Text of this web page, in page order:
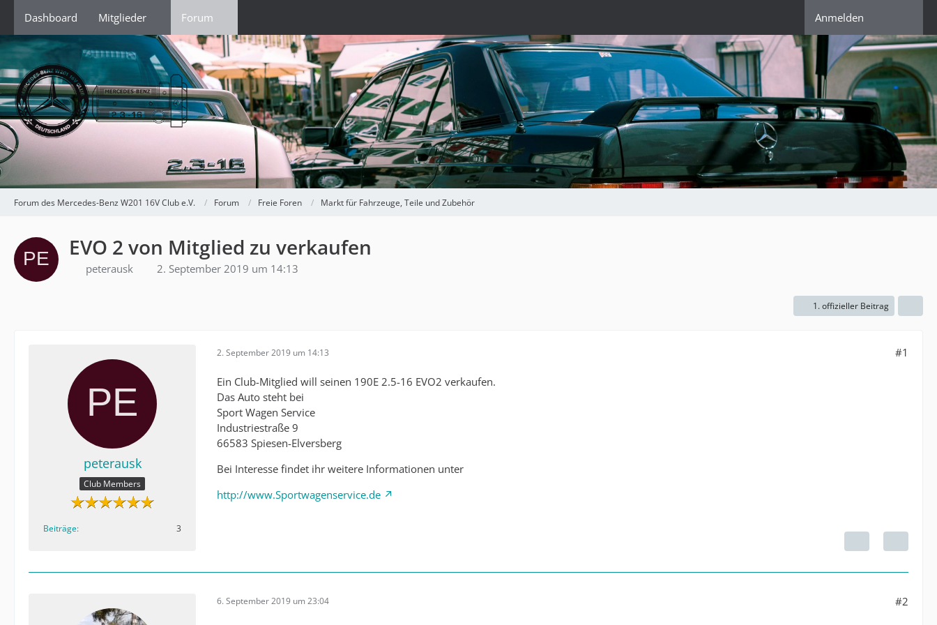
Dashboard Mitglieder Forum Anmelden
Forum des Mercedes-Benz W201 16V Club e.V. Forum Freie Foren Markt für Fahrzeuge, Teile und Zubehör
EVO 2 von Mitglied zu verkaufen
peterausk 2. September 2019 um 14:13
1. offizieller Beitrag
peterausk
Club Members
Beiträge 3
2. September 2019 um 14:13 #1
Ein Club-Mitglied will seinen 190E 2.5-16 EVO2 verkaufen.
Das Auto steht bei
Sport Wagen Service
Industriestraße 9
66583 Spiesen-Elversberg
Bei Interesse findet ihr weitere Informationen unter
http://www.Sportwagenservice.de
6. September 2019 um 23:04 #2